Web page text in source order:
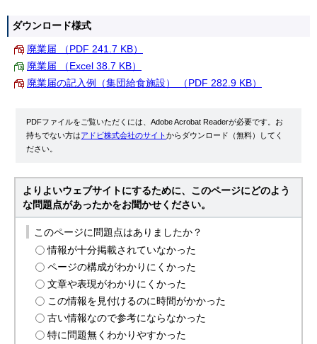
ダウンロード様式
廃業届 （PDF 241.7 KB）
廃業届 （Excel 38.7 KB）
廃業届の記入例（集団給食施設） （PDF 282.9 KB）
PDFファイルをご覧いただくには、Adobe Acrobat Readerが必要です。お
持ちでない方はアドビ株式会社のサイトからダウンロード（無料）してく
ださい。
よりよいウェブサイトにするために、このページにどのよう
な問題点があったかをお聞かせください。
このページに問題点はありましたか？
情報が十分掲載されていなかった
ページの構成がわかりにくかった
文章や表現がわかりにくかった
この情報を見付けるのに時間がかかった
古い情報なので参考にならなかった
特に問題無くわかりやすかった